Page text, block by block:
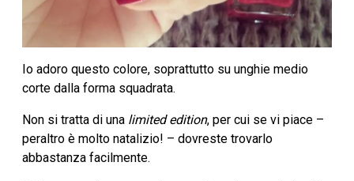
Io adoro questo colore, soprattutto su unghie medio
corte dalla forma squadrata.
Non si tratta di una limited edition, per cui se vi piace –
peraltro è molto natalizio! – dovreste trovarlo
abbastanza facilmente.